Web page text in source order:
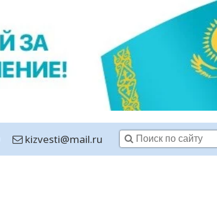
kizvesti@mail.ru